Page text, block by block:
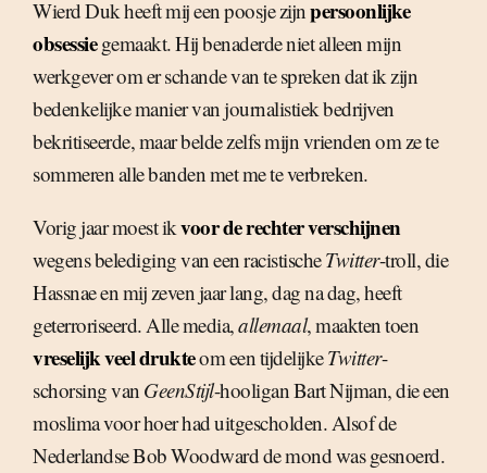
Wierd Duk heeft mij een poosje zijnpersoonlijke
obsessiegemaakt. Hij benaderde niet alleen mijn
werkgever om er schande van te spreken dat ik zijn
bedenkelijke manier van journalistiek bedrijven
bekritiseerde, maar belde zelfs mijn vrienden om ze te
sommeren alle banden met me te verbreken.
Vorig jaar moest ikvoor de rechter verschijnen
wegens belediging van een racistischeTwitter-troll, die
Hassnae en mij zeven jaar lang, dag na dag, heeft
geterroriseerd. Alle media,allemaal, maakten toen
vreselijk veel drukteom een tijdelijkeTwitter-
schorsing van GeenStijl-hooligan Bart Nijman, die een
moslima voor hoer had uitgescholden. Alsof de
Nederlandse Bob Woodward de mond was gesnoerd.